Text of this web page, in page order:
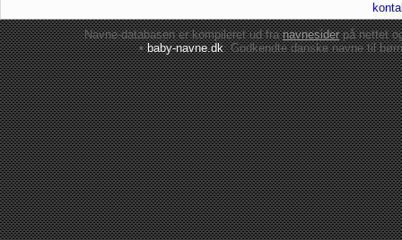
Navne-databasen er kompileret ud franavnesiderpå nettet
•baby-navne.dk: Godkendte danskenavne til børn